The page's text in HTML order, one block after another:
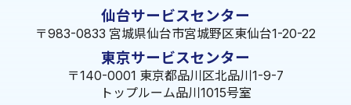
仙台サービスセンター
〒983-0833 宮城県仙台市宮城野区東仙台1-20-22
東京サービスセンター
〒140-0001 東京都品川区北品川1-9-7
トップルーム品川1015号室